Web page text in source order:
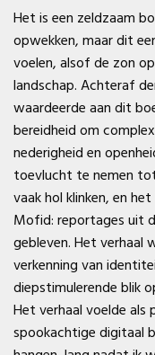
Het is een zeldzaam
opwekken, maar dit
voelen, alsof de zon
landschap. Achteraf
waardeerde aan dit
bereidheid om
nederigheid en
toevlucht te nemen
vaak hol klinken, en
Mofid: reportages uit
gebleven. Het verhaal
verkenning van
diepstimulerende blik
Het verhaal voelde
spookachtige digitaal